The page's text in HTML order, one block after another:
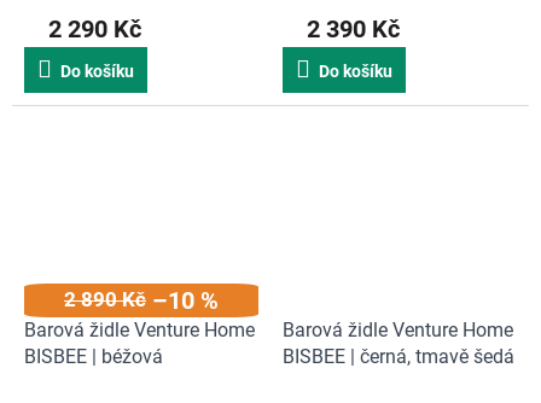
2 290 Kč
Do košíku
2 390 Kč
Do košíku
2 890 Kč –10 %
Barová židle Venture Home
BISBEE | béžová
Barová židle Venture Home
BISBEE | černá, tmavě šedá